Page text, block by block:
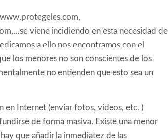
viene incidiendo en esta necesidad de
a ello nos encontramos con el
los menores no son conscientes de los
no entienden que esto sea un
en Internet (enviar fotos, videos, etc. )
de forma masiva. Existe una menor
que añadir la inmediatez de las